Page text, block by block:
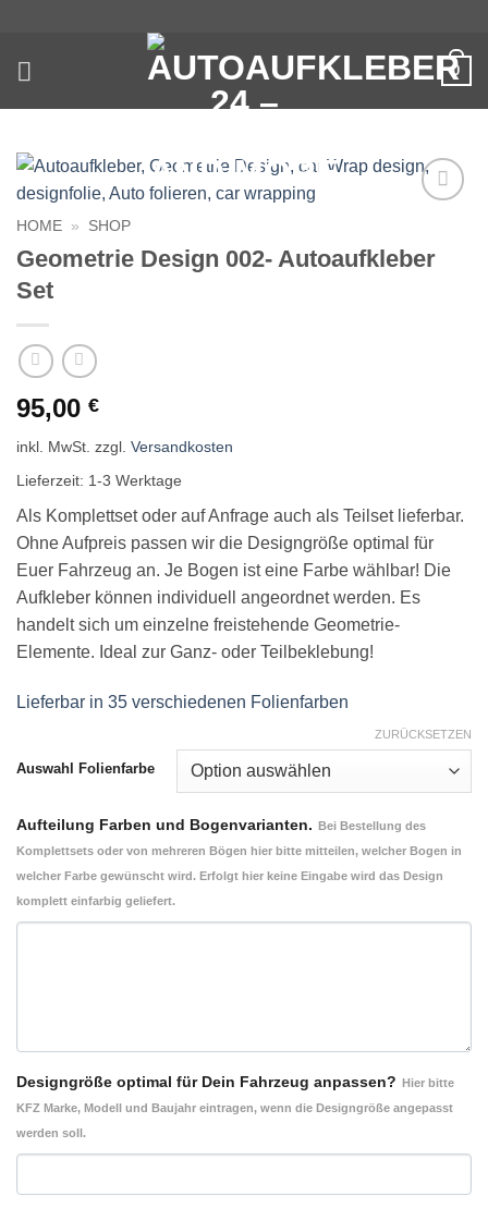
springen
0
HOME » SHOP
Geometrie Design 002- Autoaufkleber
Set
95,00 €
inkl. MwSt. zzgl. Versandkosten
Lieferzeit: 1-3 Werktage
Als Komplettset oder auf Anfrage auch als Teilset lieferbar.
Ohne Aufpreis passen wir die Designgröße optimal für
Euer Fahrzeug an. Je Bogen ist eine Farbe wählbar! Die
Aufkleber können individuell angeordnet werden. Es
handelt sich um einzelne freistehende Geometrie-
Elemente. Ideal zur Ganz- oder Teilbeklebung!
Lieferbar in 35 verschiedenen Folienfarben
Auswahl Folienfarbe
ZURÜCKSETZEN
Aufteilung Farben und Bogenvarianten. Bei Bestellung des
Komplettsets oder von mehreren Bögen hier bitte mitteilen, welcher Bogen in
welcher Farbe gewünscht wird. Erfolgt hier keine Eingabe wird das Design
komplett einfarbig geliefert.
Designgröße optimal für Dein Fahrzeug anpassen? Hier bitte
KFZ Marke, Modell und Baujahr eintragen, wenn die Designgröße angepasst
werden soll.